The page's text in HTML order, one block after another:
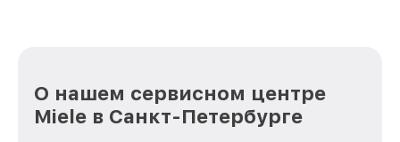
О нашем сервисном центре
Miele в Санкт-Петербурге